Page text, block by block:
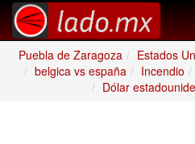
Puebla de Zaragoza
Estados
belgica vs españa
Incendio
Dólar